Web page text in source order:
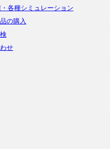
各種シミュレーション
の購入
せ